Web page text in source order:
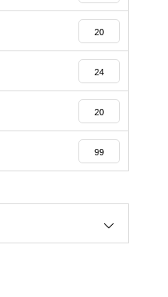
20
24
20
99